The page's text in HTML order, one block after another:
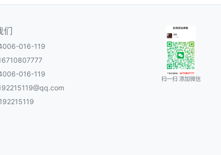
们
016-119
016-119
扫一扫 添加微信